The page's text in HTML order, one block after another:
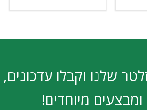
שלנו וקבלו עדכונים,
מיוחדים!